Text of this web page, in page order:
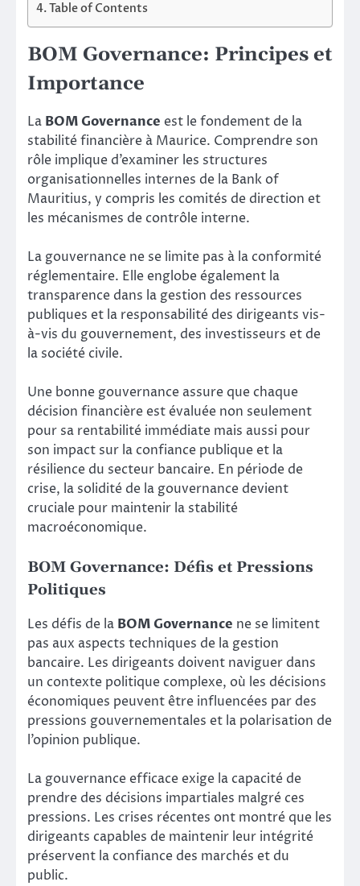
Table of Contents
BOM Governance: Principes et
Importance
La BOM Governance est le fondement de la
stabilité financière à Maurice. Comprendre son
rôle implique d’examiner les structures
organisationnelles internes de la Bank of
Mauritius, y compris les comités de direction et
les mécanismes de contrôle interne.
La gouvernance ne se limite pas à la conformité
réglementaire. Elle englobe également la
transparence dans la gestion des ressources
publiques et la responsabilité des dirigeants vis-
à-vis du gouvernement, des investisseurs et de
la société civile.
Une bonne gouvernance assure que chaque
décision financière est évaluée non seulement
pour sa rentabilité immédiate mais aussi pour
son impact sur la confiance publique et la
résilience du secteur bancaire. En période de
crise, la solidité de la gouvernance devient
cruciale pour maintenir la stabilité
macroéconomique.
BOM Governance: Défis et Pressions
Politiques
Les défis de la BOM Governance ne se limitent
pas aux aspects techniques de la gestion
bancaire. Les dirigeants doivent naviguer dans
un contexte politique complexe, où les décisions
économiques peuvent être influencées par des
pressions gouvernementales et la polarisation de
l’opinion publique.
La gouvernance efficace exige la capacité de
prendre des décisions impartiales malgré ces
pressions. Les crises récentes ont montré que les
dirigeants capables de maintenir leur intégrité
préservent la confiance des marchés et du
public.